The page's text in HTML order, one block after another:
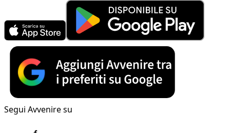
Segui Avvenire su